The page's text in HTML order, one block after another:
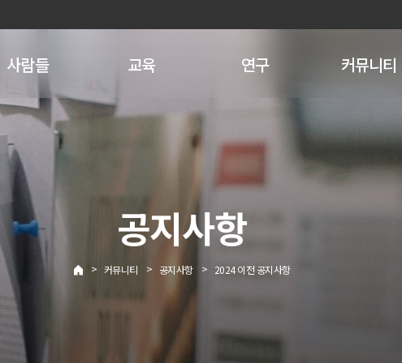
사람들 교육 연구 커뮤니티
공지사항
> 커뮤니티 > 공지사항 > 2024 이전 공지사항